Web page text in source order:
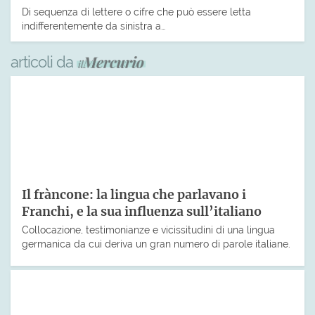
Di sequenza di lettere o cifre che può essere letta
indifferentemente da sinistra a…
articoli da
Il fràncone: la lingua che parlavano i
Franchi, e la sua influenza sull’italiano
Collocazione, testimonianze e vicissitudini di una lingua
germanica da cui deriva un gran numero di parole italiane.